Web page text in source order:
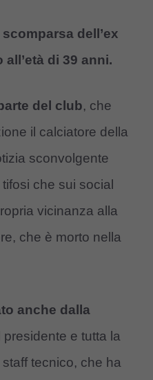
dell’ex
di 39 anni.
del club, che
il calciatore della
sconvolgente
che sui social
vicinanza alla
che è morto nella
anche dalla
presidente e tutta la
tecnico, che ha